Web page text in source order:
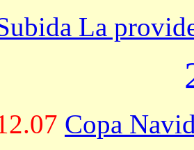
La
Copa